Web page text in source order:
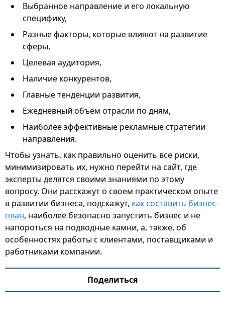
Выбранное направление и его локальную
специфику,
Разные факторы, которые влияют на развитие
сферы,
Целевая аудитория,
Наличие конкурентов,
Главные тенденции развития,
Ежедневный объём отрасли по дням,
Наиболее эффективные рекламные стратегии
направления.
Чтобы узнать, как правильно оценить все риски,
минимизировать их, нужно перейти на сайт, где
эксперты делятся своими знаниями по этому
вопросу. Они расскажут о своем практическом опыте
в развитии бизнеса, подскажут, как составить бизнес-
план, наиболее безопасно запустить бизнес и не
напороться на подводные камни, а, также, об
особенностях работы с клиентами, поставщиками и
работниками компании.
Поделиться